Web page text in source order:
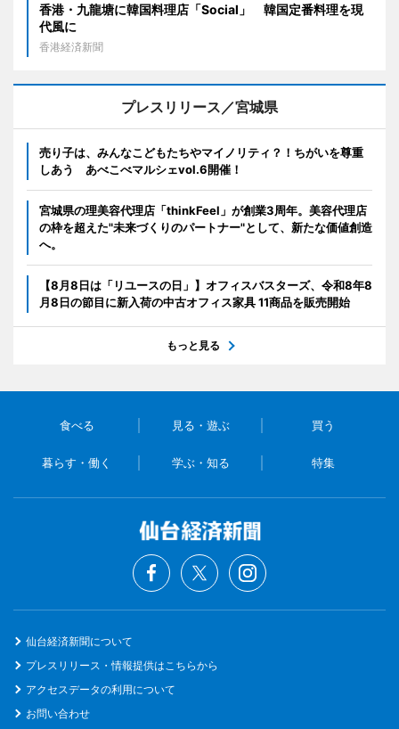
香港・九龍塘に韓国料理店「Social」 韓国定番料理を現
代風に
香港経済新聞
プレスリリース／宮城県
売り子は、みんなこどもたちやマイノリティ？！ちがいを尊重
しあう あべこべマルシェvol.6開催！
宮城県の理美容代理店「thinkFeel」が創業3周年。美容代理店
の枠を超えた"未来づくりのパートナー"として、新たな価値創造
へ。
【8月8日は「リユースの日」】オフィスバスターズ、令和8年8
月8日の節目に新入荷の中古オフィス家具 11商品を販売開始
もっと見る
食べる 見る・遊ぶ 買う
暮らす・働く 学ぶ・知る 特集
仙台経済新聞について
プレスリリース・情報提供はこちらから
アクセスデータの利用について
お問い合わせ